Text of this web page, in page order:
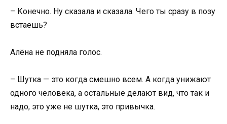
– Конечно. Ну сказала и сказала. Чего ты сразу в позу
встаешь?
Алёна не подняла голос.
– Шутка — это когда смешно всем. А когда унижают
одного человека, а остальные делают вид, что так и
надо, это уже не шутка, это привычка.